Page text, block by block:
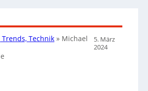
Trends, Technik » Michael
5. März
2024